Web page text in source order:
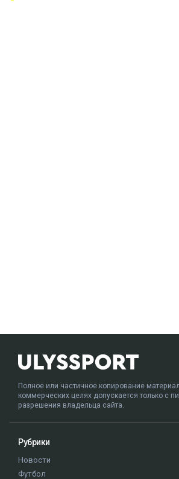
Полное или частичное копирование
коммерческих целях допускается только с
разрешения владельца сайта.
Рубрики
Новости
Футбол